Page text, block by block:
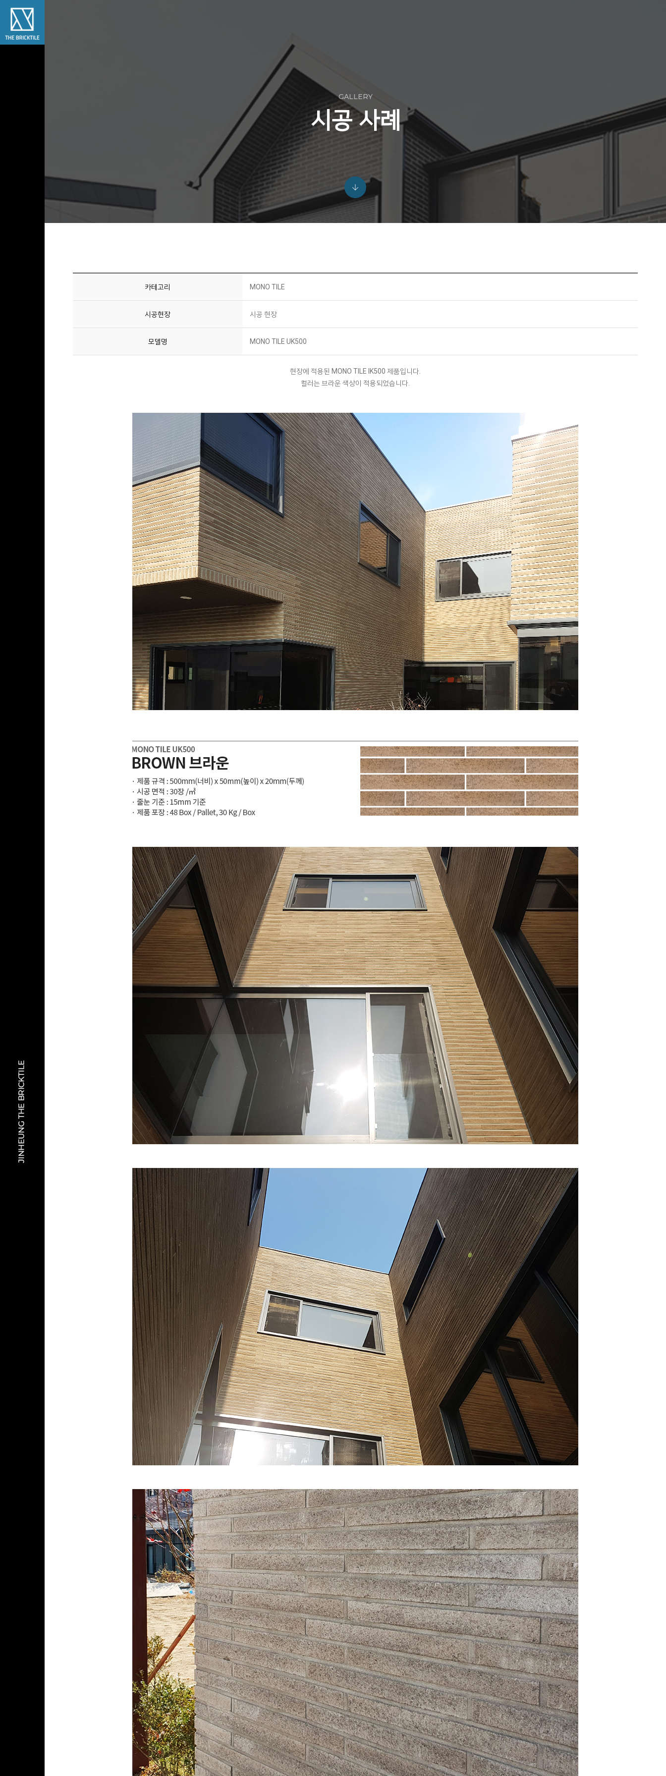
GALLERY
시공 사례
카테고리 MONO TILE
시공현장 시공 현장
모델명 MONO TILE UK500
현장에 적용된 MONO TILE IK500 제품입니다.
컬러는 브라운 색상이 적용되었습니다.